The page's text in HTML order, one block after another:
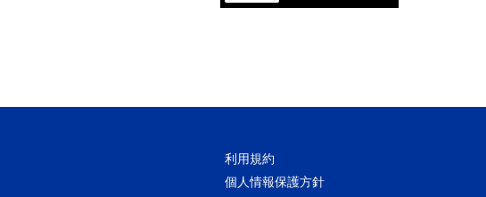
利用規約
個人情報保護方針